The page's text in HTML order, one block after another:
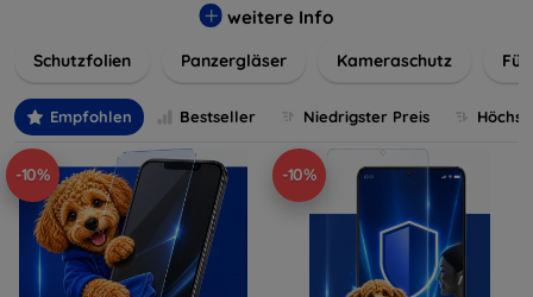
installieren und passgenau für jedes Gerät, um eine
wertvolles Gerät mit unseren langlebigen und zuverlässigen
digitales Erlebnis.
weitere Info
Schutzfolien Panzergläser Kameraschutz
Empfohlen Bestseller Niedrigster Preis
-10% -10%